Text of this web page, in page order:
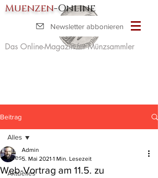
Muenzen-Online
Das Online-Magazin für Münzsammler
Newsletter abbonieren
Beitrag
Alles
Aktuelles
Alles
Web-Vortrag am 11.5. zu
Admin
5. Mai 2021 1 Min. Lesezeit